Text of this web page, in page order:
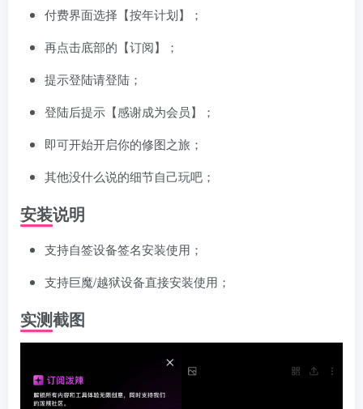
付费界面选择【按年计划】；
再点击底部的【订阅】；
提示登陆请登陆；
登陆后提示【感谢成为会员】；
即可开始开启你的修图之旅；
其他没什么说的细节自己玩吧；
安装说明
支持自签设备签名安装使用；
支持巨魔/越狱设备直接安装使用；
实测截图